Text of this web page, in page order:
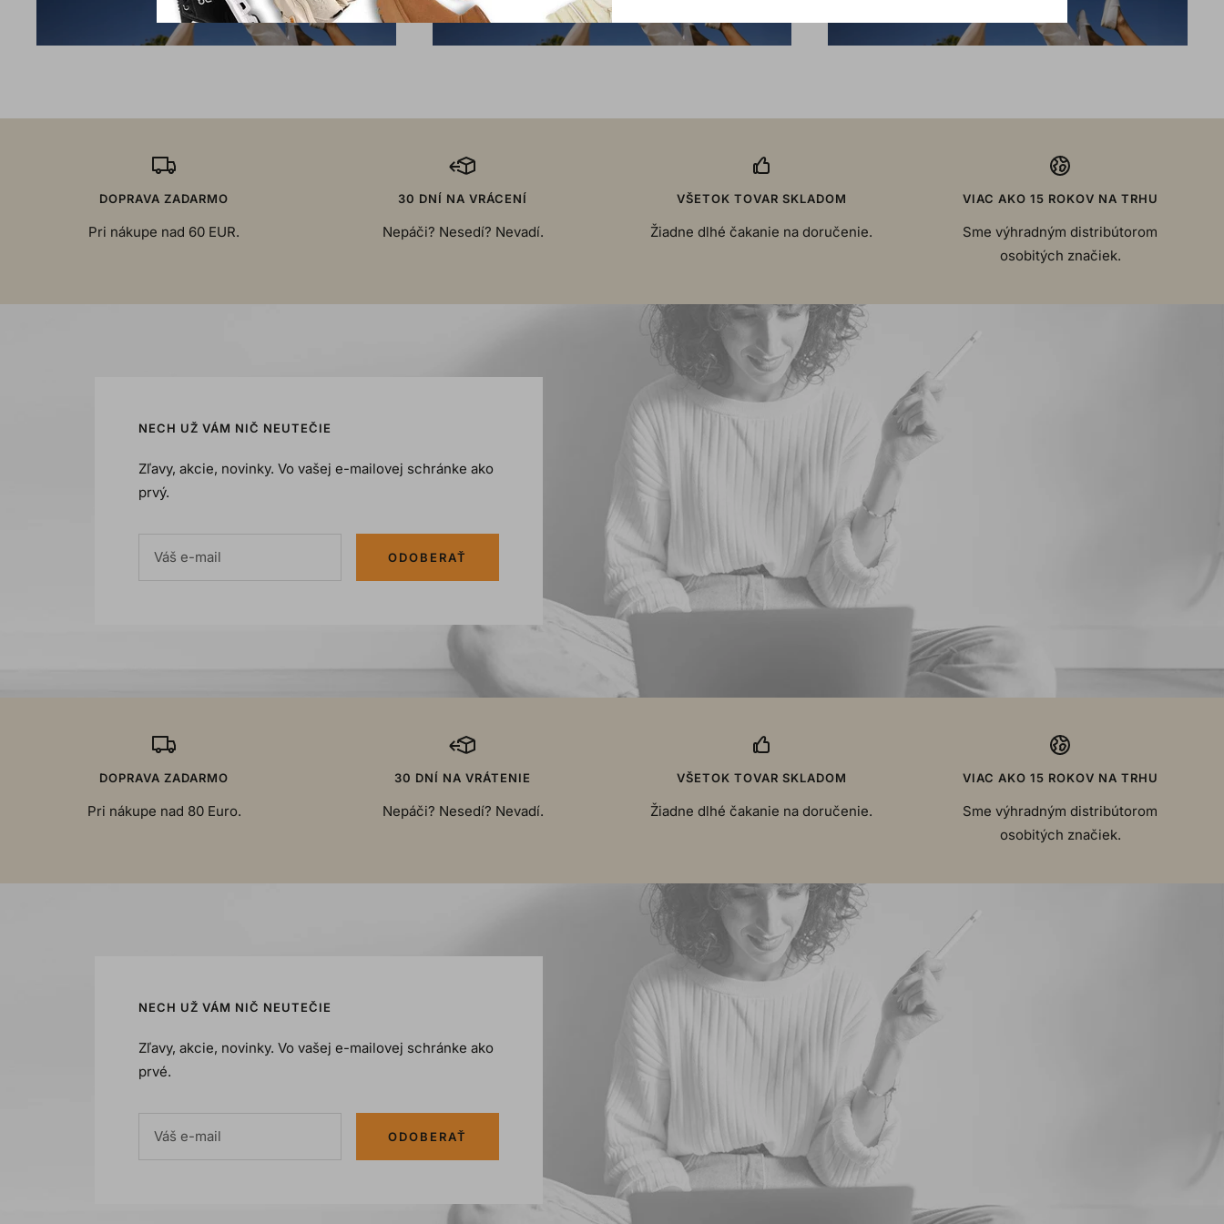
DOPRAVA ZADARMO
Pri nákupe nad 60 EUR.
30 DNÍ NA VRÁCENÍ
Nepáči? Nesedí? Nevadí.
VŠETOK TOVAR SKLADOM
Žiadne dlhé čakanie na doručenie.
VIAC AKO 15 ROKOV NA TRHU
Sme výhradným distribútorom
osobitých značiek.
NECH UŽ VÁM NIČ NEUTEČIE
Zľavy, akcie, novinky. Vo vašej e-mailovej schránke ako
prvý.
Váš e-mail ODOBERAŤ
DOPRAVA ZADARMO
Pri nákupe nad 80 Euro.
30 DNÍ NA VRÁTENIE
Nepáči? Nesedí? Nevadí.
VŠETOK TOVAR SKLADOM
Žiadne dlhé čakanie na doručenie.
VIAC AKO 15 ROKOV NA TRHU
Sme výhradným distribútorom
osobitých značiek.
NECH UŽ VÁM NIČ NEUTEČIE
Zľavy, akcie, novinky. Vo vašej e-mailovej schránke ako
prvé.
Váš e-mail ODOBERAŤ